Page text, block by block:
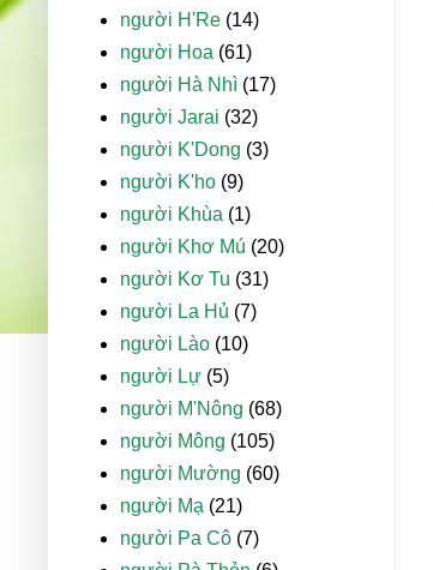
người H'Re (14)
người Hoa (61)
người Hà Nhì (17)
người Jarai (32)
người K'Dong (3)
người K'ho (9)
người Khùa (1)
người Khơ Mú (20)
người Kơ Tu (31)
người La Hủ (7)
người Lào (10)
người Lự (5)
người M'Nông (68)
người Mông (105)
người Mường (60)
người Mạ (21)
người Pa Cô (7)